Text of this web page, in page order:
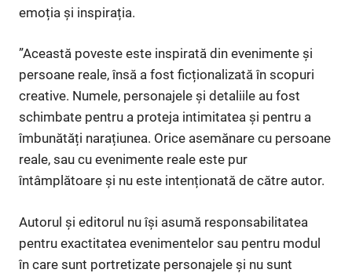
emoția și inspirația.
”Această poveste este inspirată din evenimente și
persoane reale, însă a fost ficționalizată în scopuri
creative. Numele, personajele și detaliile au fost
schimbate pentru a proteja intimitatea și pentru a
îmbunătăți narațiunea. Orice asemănare cu persoane
reale, sau cu evenimente reale este pur
întâmplătoare și nu este intenționată de către autor.
Autorul și editorul nu își asumă responsabilitatea
pentru exactitatea evenimentelor sau pentru modul
în care sunt portretizate personajele și nu sunt